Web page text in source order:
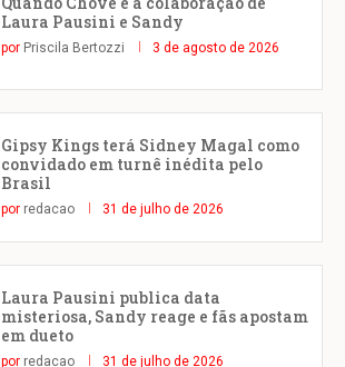
Laura Pausini e Sandy
por Priscila Bertozzi 3 de agosto de 2026
Gipsy Kings terá Sidney Magal como
convidado em turnê inédita pelo
Brasil
por redacao 31 de julho de 2026
Laura Pausini publica data
misteriosa, Sandy reage e fãs apostam
em dueto
por redacao 31 de julho de 2026